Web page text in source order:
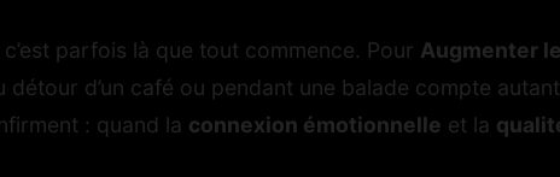
parfois là que tout commence. Pour Augmenter
détour d’un café ou pendant une balade compte
: quand la connexion émotionnelle et la